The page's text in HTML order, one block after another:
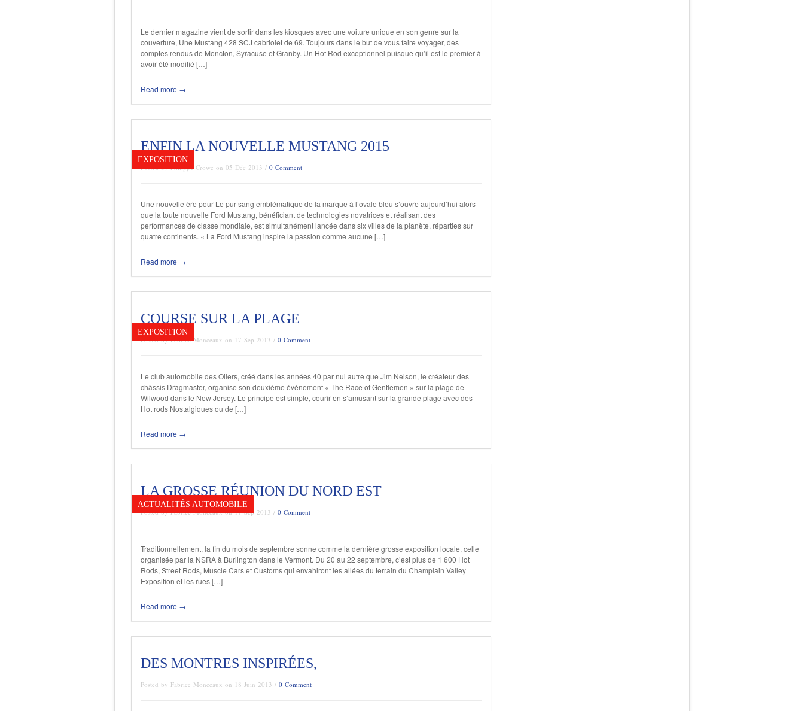
Le dernier magazine vient de sortir dans les kiosques avec une voiture unique en son genre sur la
couverture, Une Mustang 428 SCJ cabriolet de 69. Toujours dans le but de vous faire voyager, des
comptes rendus de Moncton, Syracuse et Granby. Un Hot Rod exceptionnel puisque qu’il est le premier à
avoir été modifié […]
Read more →
ENFIN LA NOUVELLE MUSTANG 2015
Posted by Philippe Crowe on 05 Déc 2013 / 0 Comment
Une nouvelle ère pour Le pur-sang emblématique de la marque à l’ovale bleu s’ouvre aujourd’hui alors
que la toute nouvelle Ford Mustang, bénéficiant de technologies novatrices et réalisant des
performances de classe mondiale, est simultanément lancée dans six villes de la planète, réparties sur
quatre continents. « La Ford Mustang inspire la passion comme aucune […]
Read more →
EXPOSITION
COURSE SUR LA PLAGE
Posted by Fabrice Monceaux on 17 Sep 2013 / 0 Comment
Le club automobile des Oilers, créé dans les années 40 par nul autre que Jim Nelson, le créateur des
châssis Dragmaster, organise son deuxième événement « The Race of Gentlemen » sur la plage de
Wilwood dans le New Jersey. Le principe est simple, courir en s’amusant sur la grande plage avec des
Hot rods Nostalgiques ou de […]
Read more →
EXPOSITION
LA GROSSE RÉUNION DU NORD EST
Posted by Fabrice Monceaux on 17 Sep 2013 / 0 Comment
Traditionnellement, la fin du mois de septembre sonne comme la dernière grosse exposition locale, celle
organisée par la NSRA à Burlington dans le Vermont. Du 20 au 22 septembre, c’est plus de 1 600 Hot
Rods, Street Rods, Muscle Cars et Customs qui envahiront les allées du terrain du Champlain Valley
Exposition et les rues […]
Read more →
ACTUALITÉS AUTOMOBILE
DES MONTRES INSPIRÉES,
Posted by Fabrice Monceaux on 18 Juin 2013 / 0 Comment